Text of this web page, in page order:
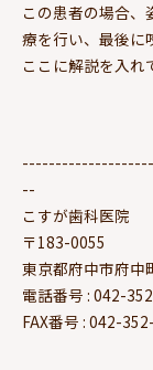
この患者の場合
療を行い、最後に
ここに解説を入れ
--
こすが歯科医院
〒183-0055
東京都府中市府中
電話番号 : 042-
FAX番号 : 042-